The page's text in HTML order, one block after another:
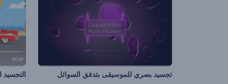
تجسيد بصري للموسيقى بتدفق السوائل التجسيد